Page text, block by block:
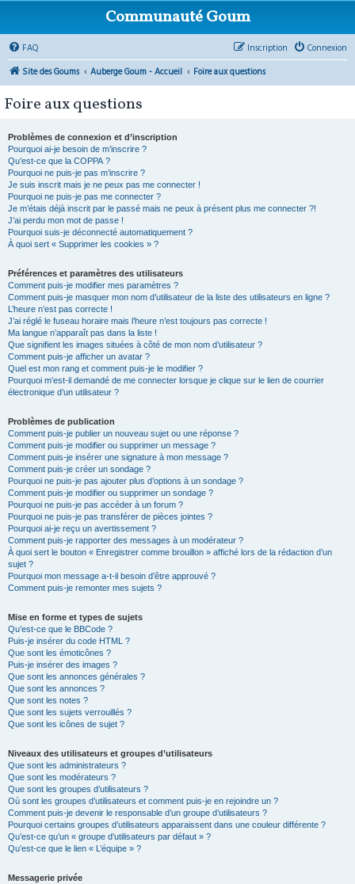
Communauté Goum
FAQ Connexion
Inscription
Site des Goums
Auberge Goum - Accueil Foire aux questions
Foire aux questions
Problèmes de connexion et d’inscription
Pourquoi ai-je besoin de m’inscrire ?
Qu’est-ce que la COPPA ?
Pourquoi ne puis-je pas m’inscrire ?
Je suis inscrit mais je ne peux pas me connecter !
Pourquoi ne puis-je pas me connecter ?
Je m’étais déjà inscrit par le passé mais ne peux à présent plus me connecter ?!
J’ai perdu mon mot de passe !
Pourquoi suis-je déconnecté automatiquement ?
À quoi sert « Supprimer les cookies » ?
Préférences et paramètres des utilisateurs
Comment puis-je modifier mes paramètres ?
Comment puis-je masquer mon nom d’utilisateur de la liste des utilisateurs en ligne ?
L’heure n’est pas correcte !
J’ai réglé le fuseau horaire mais l’heure n’est toujours pas correcte !
Ma langue n’apparaît pas dans la liste !
Que signifient les images situées à côté de mon nom d’utilisateur ?
Comment puis-je afficher un avatar ?
Quel est mon rang et comment puis-je le modifier ?
Pourquoi m’est-il demandé de me connecter lorsque je clique sur le lien de courrier
électronique d’un utilisateur ?
Problèmes de publication
Comment puis-je publier un nouveau sujet ou une réponse ?
Comment puis-je modifier ou supprimer un message ?
Comment puis-je insérer une signature à mon message ?
Comment puis-je créer un sondage ?
Pourquoi ne puis-je pas ajouter plus d’options à un sondage ?
Comment puis-je modifier ou supprimer un sondage ?
Pourquoi ne puis-je pas accéder à un forum ?
Pourquoi ne puis-je pas transférer de pièces jointes ?
Pourquoi ai-je reçu un avertissement ?
Comment puis-je rapporter des messages à un modérateur ?
À quoi sert le bouton « Enregistrer comme brouillon » affiché lors de la rédaction d’un
sujet ?
Pourquoi mon message a-t-il besoin d’être approuvé ?
Comment puis-je remonter mes sujets ?
Mise en forme et types de sujets
Qu’est-ce que le BBCode ?
Puis-je insérer du code HTML ?
Que sont les émoticônes ?
Puis-je insérer des images ?
Que sont les annonces générales ?
Que sont les annonces ?
Que sont les notes ?
Que sont les sujets verrouillés ?
Que sont les icônes de sujet ?
Niveaux des utilisateurs et groupes d’utilisateurs
Que sont les administrateurs ?
Que sont les modérateurs ?
Que sont les groupes d’utilisateurs ?
Où sont les groupes d’utilisateurs et comment puis-je en rejoindre un ?
Comment puis-je devenir le responsable d’un groupe d’utilisateurs ?
Pourquoi certains groupes d’utilisateurs apparaissent dans une couleur différente ?
Qu’est-ce qu’un « groupe d’utilisateurs par défaut » ?
Qu’est-ce que le lien « L’équipe » ?
Messagerie privée